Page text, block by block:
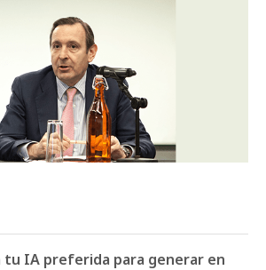
tu IA preferida para generar en